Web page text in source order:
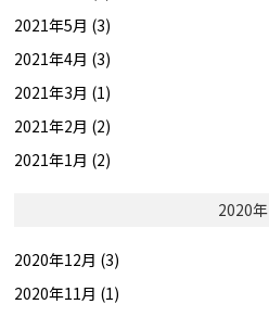
2021年5月 (3)
2021年4月 (3)
2021年3月 (1)
2021年2月 (2)
2021年1月 (2)
2020年
2020年12月 (3)
2020年11月 (1)